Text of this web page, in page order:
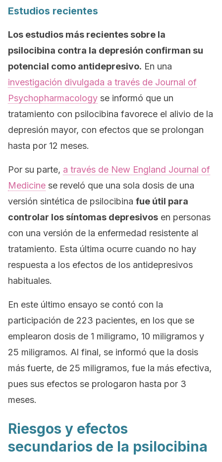
Estudios recientes
Los estudios más recientes sobre la
psilocibina contra la depresión confirman su
potencial como antidepresivo. En una
investigación divulgada a través de Journal of
Psychopharmacology se informó que un
tratamiento con psilocibina favorece el alivio de la
depresión mayor, con efectos que se prolongan
hasta por 12 meses.
Por su parte, a través de New England Journal of
Medicine se reveló que una sola dosis de una
versión sintética de psilocibina fue útil para
controlar los síntomas depresivos en personas
con una versión de la enfermedad resistente al
tratamiento. Esta última ocurre cuando no hay
respuesta a los efectos de los antidepresivos
habituales.
En este último ensayo se contó con la
participación de 223 pacientes, en los que se
emplearon dosis de 1 miligramo, 10 miligramos y
25 miligramos. Al final, se informó que la dosis
más fuerte, de 25 miligramos, fue la más efectiva,
pues sus efectos se prologaron hasta por 3
meses.
Riesgos y efectos
secundarios de la psilocibina